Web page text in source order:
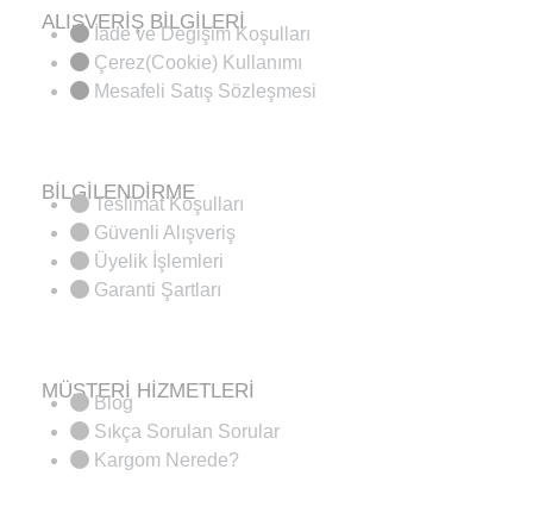
ALIŞVERİŞ BİLGİLERİ
İade ve Değişim Koşulları
Çerez(Cookie) Kullanımı
Mesafeli Satış Sözleşmesi
BİLGİLENDİRME
Teslimat Koşulları
Güvenli Alışveriş
Üyelik İşlemleri
Garanti Şartları
MÜŞTERİ HİZMETLERİ
Blog
Sıkça Sorulan Sorular
Kargom Nerede?